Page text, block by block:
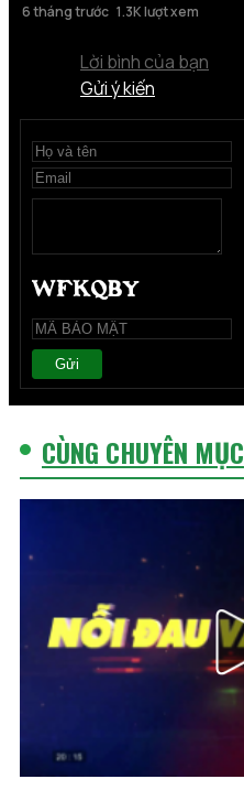
6 tháng trước 1.3K lượt xem
Lời bình của bạn
Gửi ý kiến
Gửi
CÙNG CHUYÊN MỤC